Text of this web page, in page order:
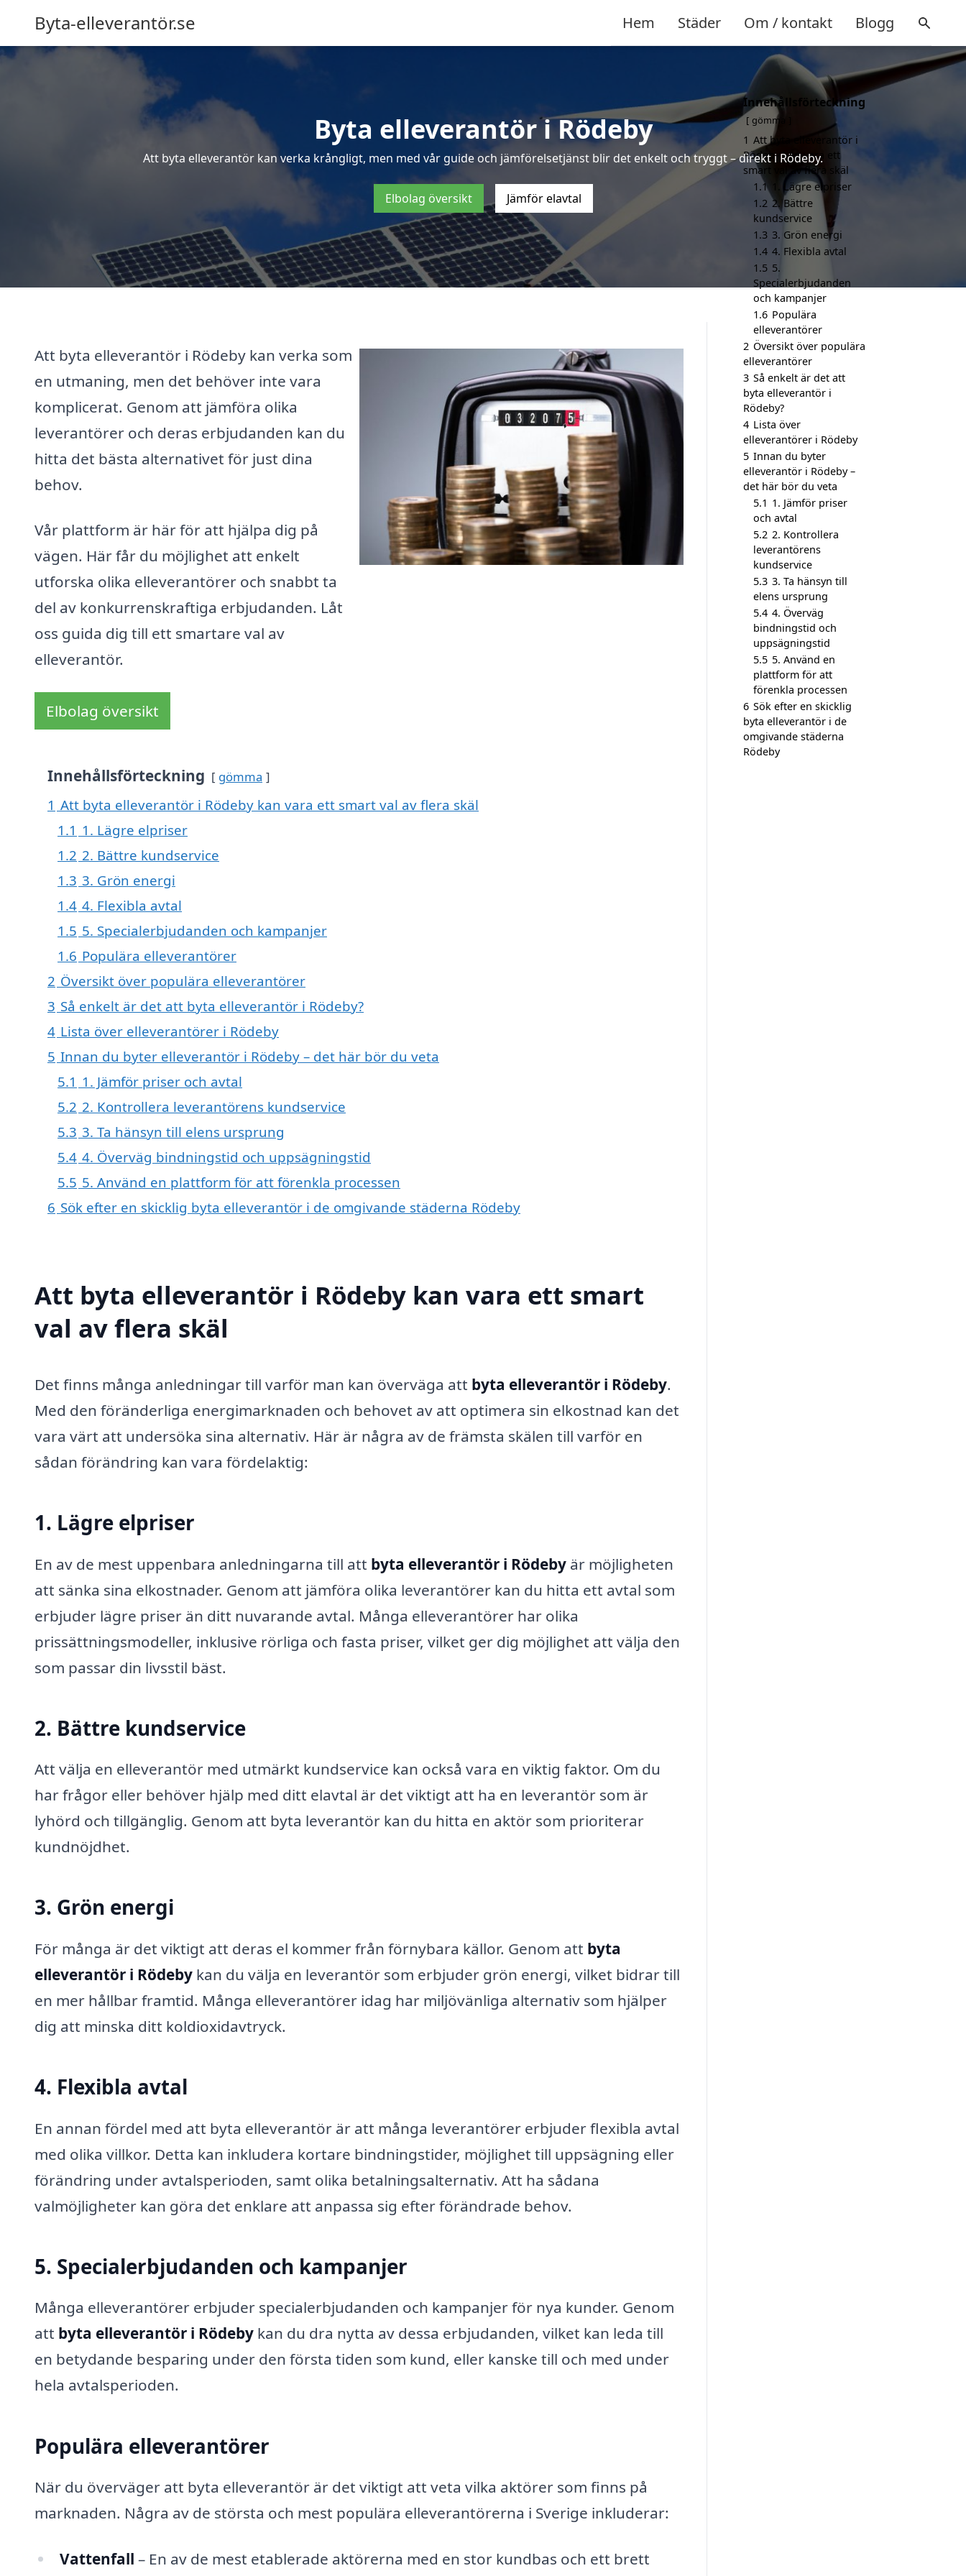
Byta-elleverantör.se Hem Städer Om / kontakt Blogg
Byta elleverantör i Rödeby
Att byta elleverantör kan verka krångligt, men med vår guide och jämförelsetjänst blir det enkelt och tryggt – direkt i Rödeby.
Elbolag översikt Jämför elavtal
Att byta elleverantör i Rödeby kan verka som
en utmaning, men det behöver inte vara
komplicerat. Genom att jämföra olika
leverantörer och deras erbjudanden kan du
hitta det bästa alternativet för just dina
behov.
Vår plattform är här för att hjälpa dig på
vägen. Här får du möjlighet att enkelt
utforska olika elleverantörer och snabbt ta
del av konkurrenskraftiga erbjudanden. Låt
oss guida dig till ett smartare val av
elleverantör.
Elbolag översikt
Innehållsförteckning gömma
1 Att byta elleverantör i Rödeby kan vara ett smart val av flera skäl
1.1 1. Lägre elpriser
1.2 2. Bättre kundservice
1.3 3. Grön energi
1.4 4. Flexibla avtal
1.5 5. Specialerbjudanden och kampanjer
1.6 Populära elleverantörer
2 Översikt över populära elleverantörer
3 Så enkelt är det att byta elleverantör i Rödeby?
4 Lista över elleverantörer i Rödeby
5 Innan du byter elleverantör i Rödeby – det här bör du veta
5.1 1. Jämför priser och avtal
5.2 2. Kontrollera leverantörens kundservice
5.3 3. Ta hänsyn till elens ursprung
5.4 4. Överväg bindningstid och uppsägningstid
5.5 5. Använd en plattform för att förenkla processen
6 Sök efter en skicklig byta elleverantör i de omgivande städerna Rödeby
Att byta elleverantör i Rödeby kan vara ett smart
val av flera skäl
Det finns många anledningar till varför man kan överväga att byta elleverantör i Rödeby.
Med den föränderliga energimarknaden och behovet av att optimera sin elkostnad kan det
vara värt att undersöka sina alternativ. Här är några av de främsta skälen till varför en
sådan förändring kan vara fördelaktig:
1. Lägre elpriser
En av de mest uppenbara anledningarna till att byta elleverantör i Rödeby är möjligheten
att sänka sina elkostnader. Genom att jämföra olika leverantörer kan du hitta ett avtal som
erbjuder lägre priser än ditt nuvarande avtal. Många elleverantörer har olika
prissättningsmodeller, inklusive rörliga och fasta priser, vilket ger dig möjlighet att välja den
som passar din livsstil bäst.
2. Bättre kundservice
Att välja en elleverantör med utmärkt kundservice kan också vara en viktig faktor. Om du
har frågor eller behöver hjälp med ditt elavtal är det viktigt att ha en leverantör som är
lyhörd och tillgänglig. Genom att byta leverantör kan du hitta en aktör som prioriterar
kundnöjdhet.
3. Grön energi
För många är det viktigt att deras el kommer från förnybara källor. Genom att byta
elleverantör i Rödeby kan du välja en leverantör som erbjuder grön energi, vilket bidrar till
en mer hållbar framtid. Många elleverantörer idag har miljövänliga alternativ som hjälper
dig att minska ditt koldioxidavtryck.
4. Flexibla avtal
En annan fördel med att byta elleverantör är att många leverantörer erbjuder flexibla avtal
med olika villkor. Detta kan inkludera kortare bindningstider, möjlighet till uppsägning eller
förändring under avtalsperioden, samt olika betalningsalternativ. Att ha sådana
valmöjligheter kan göra det enklare att anpassa sig efter förändrade behov.
5. Specialerbjudanden och kampanjer
Många elleverantörer erbjuder specialerbjudanden och kampanjer för nya kunder. Genom
att byta elleverantör i Rödeby kan du dra nytta av dessa erbjudanden, vilket kan leda till
en betydande besparing under den första tiden som kund, eller kanske till och med under
hela avtalsperioden.
Populära elleverantörer
När du överväger att byta elleverantör är det viktigt att veta vilka aktörer som finns på
marknaden. Några av de största och mest populära elleverantörerna i Sverige inkluderar:
Vattenfall – En av de mest etablerade aktörerna med en stor kundbas och ett brett
Innehållsförteckning
gömma
1 Att byta elleverantör i
Rödeby kan vara ett
smart val av flera skäl
1.1
1. Lägre elpriser
1.2 2. Bättre
kundservice
1.3 3. Grön energi
1.4 4. Flexibla avtal
1.5 5.
Specialerbjudanden
och kampanjer
1.6 Populära
elleverantörer
2 Översikt över populära
elleverantörer
3 Så enkelt är det att
byta elleverantör i
Rödeby?
4 Lista över
elleverantörer i Rödeby
5 Innan du byter
elleverantör i Rödeby –
det här bör du veta
5.1 1. Jämför priser
och avtal
5.2 2. Kontrollera
leverantörens
kundservice
5.3 3. Ta hänsyn till
elens ursprung
5.4 4. Överväg
bindningstid och
uppsägningstid
5.5 5. Använd en
plattform för att
förenkla processen
6 Sök efter en skicklig
byta elleverantör i de
omgivande städerna
Rödeby